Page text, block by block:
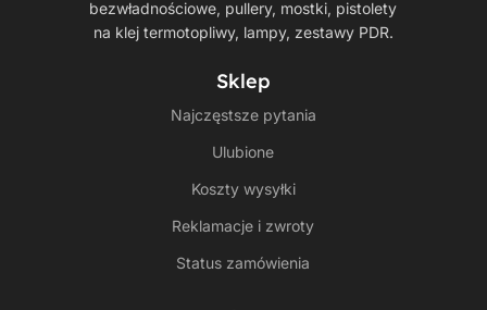
bezwładnościowe, pullery, mostki, pistolety
na klej termotopliwy, lampy, zestawy PDR.
Sklep
Najczęstsze pytania
Ulubione
Koszty wysyłki
Reklamacje i zwroty
Status zamówienia